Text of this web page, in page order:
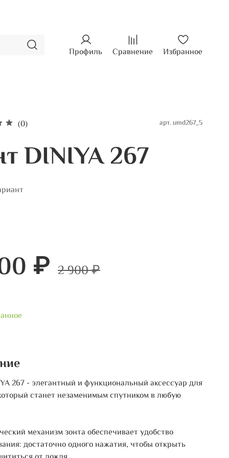
Профиль Сравнение Избранное
(0) арт.umd267_5
DINIYA 267
₽ 2 900 ₽
267 - элегантный и функциональный аксессуар для
станет незаменимым спутником в любую
механизм зонта обеспечивает удобство
достаточно одного нажатия, чтобы открыть